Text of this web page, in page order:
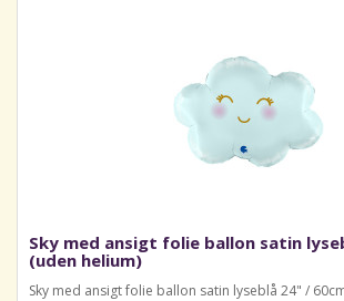
Sky med ansigt folie ballon satin
(uden helium)
Sky med ansigt folie ballon satin lyseblå 24" /